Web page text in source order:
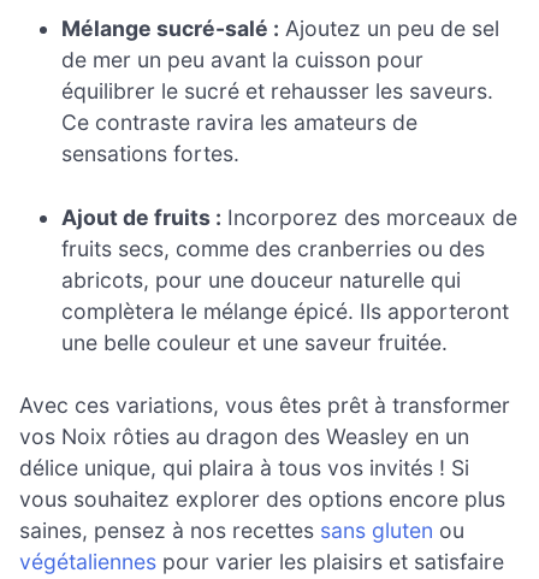
Mélange sucré-salé : Ajoutez un peu de sel
de mer un peu avant la cuisson pour
équilibrer le sucré et rehausser les saveurs.
Ce contraste ravira les amateurs de
sensations fortes.
Ajout de fruits : Incorporez des morceaux de
fruits secs, comme des cranberries ou des
abricots, pour une douceur naturelle qui
complètera le mélange épicé. Ils apporteront
une belle couleur et une saveur fruitée.
Avec ces variations, vous êtes prêt à transformer
vos Noix rôties au dragon des Weasley en un
délice unique, qui plaira à tous vos invités ! Si
vous souhaitez explorer des options encore plus
saines, pensez à nos recettes sans gluten ou
végétaliennes pour varier les plaisirs et satisfaire